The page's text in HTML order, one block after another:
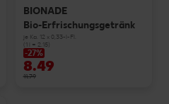
BIONADE
Bio-Erfrischungsgetränk
je Ka. 12 x 0,33-l-Fl.
(1 l = 2.15)
-27%
8.49
11.79